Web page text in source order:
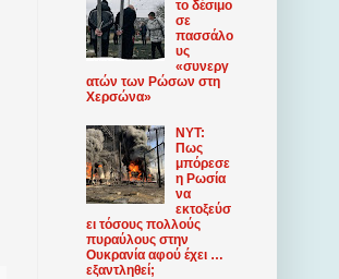
το δέσιμο
σε
πασσάλο
υς
«συνεργ
ατών των Ρώσων στη
Χερσώνα»
NYT:
Πως
μπόρεσε
η Ρωσία
να
εκτοξεύσ
ει τόσους πολλούς
πυραύλους στην
Ουκρανία αφού έχει …
εξαντληθεί;